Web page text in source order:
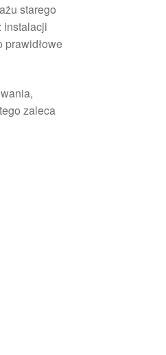
starego
instalacji
prawidłowe
zaleca